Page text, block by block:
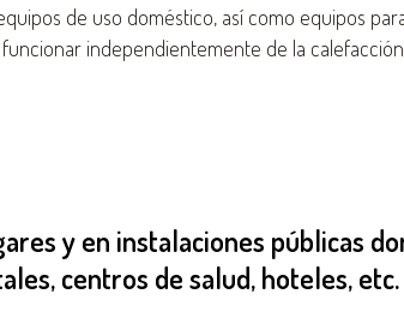
de uso doméstico, así como equipos
independientemente de la
y en instalaciones públicas
centros de salud, hoteles, etc.